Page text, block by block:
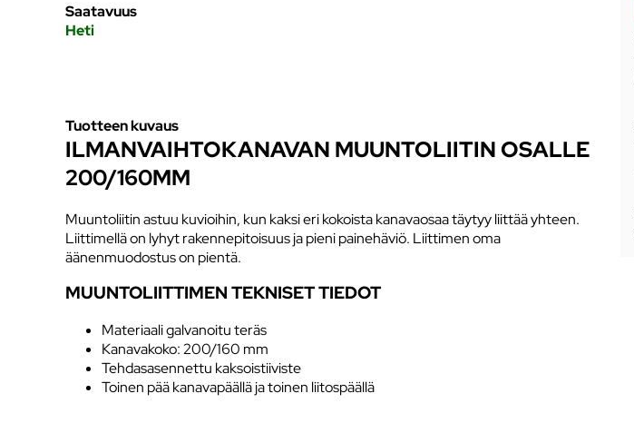
Saatavuus
Heti
Tuotteen kuvaus
ILMANVAIHTOKANAVAN MUUNTOLIITIN OSALLE
200/160MM
Muuntoliitin astuu kuvioihin, kun kaksi eri kokoista kanavaosaa täytyy liittää yhteen.
Liittimellä on lyhyt rakennepitoisuus ja pieni painehäviö. Liittimen oma
äänenmuodostus on pientä.
MUUNTOLIITTIMEN TEKNISET TIEDOT
Materiaali galvanoitu teräs
Kanavakoko: 200/160 mm
Tehdasasennettu kaksoistiiviste
Toinen pää kanavapäällä ja toinen liitospäällä